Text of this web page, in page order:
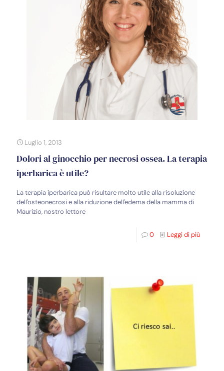
Luglio 1, 2013
Dolori al ginocchio per necrosi ossea. La terapia
iperbarica è utile?
La terapia iperbarica può risultare molto utile alla risoluzione
dell'osteonecrosi e alla riduzione dell'edema della mamma di
Maurizio, nostro lettore
0 Leggi di più